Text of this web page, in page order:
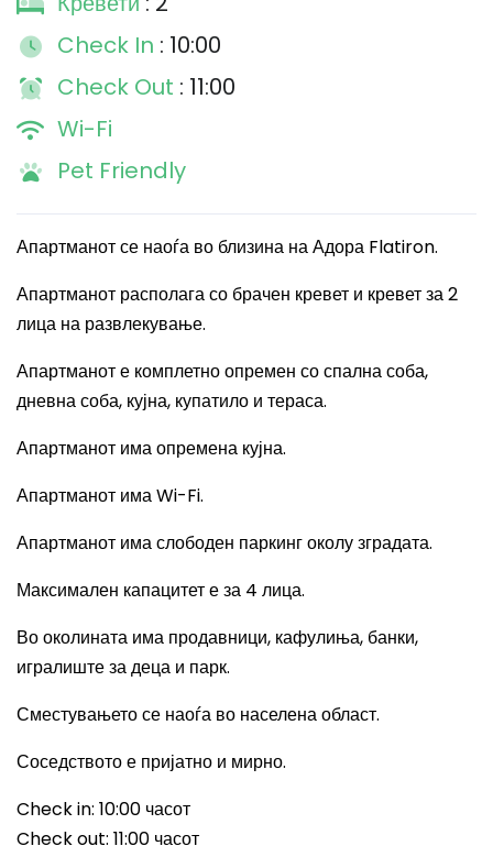
Check In : 10:00
Check Out : 11:00
Wi-Fi
Pet Friendly
Апартманот се наоѓа во близина на Адора Flatiron.
Апартманот располага со брачен кревет и кревет за 2
лица на развлекување.
Апартманот е комплетно опремен со спална соба,
дневна соба, кујна, купатило и тераса.
Апартманот има опремена кујна.
Апартманот имаWi-Fi.
Апартманот има слободен паркинг околу зградата.
Максимален капацитет е за 4 лица.
Во околината има продавници, кафулиња, банки,
игралиште за деца и парк.
Сместувањето се наоѓа во населена област.
Соседството е пријатно и мирно.
Check in: 10:00 часот
Check out: 11:00 часот